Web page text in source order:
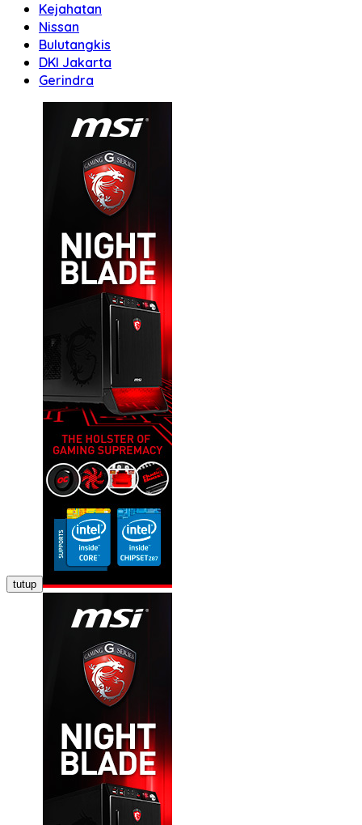
Kejahatan
Nissan
Bulutangkis
DKI Jakarta
Gerindra
tutup